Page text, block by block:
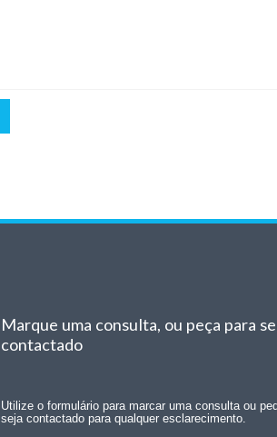
Marque uma consulta, ou peça para
contactado
Utilize o formulário para marcar uma consulta ou
seja contactado para qualquer esclarecimento.